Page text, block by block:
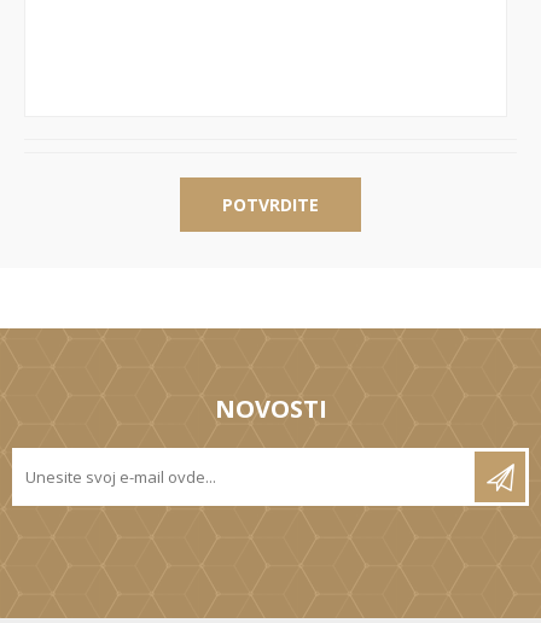
POTVRDITE
NOVOSTI